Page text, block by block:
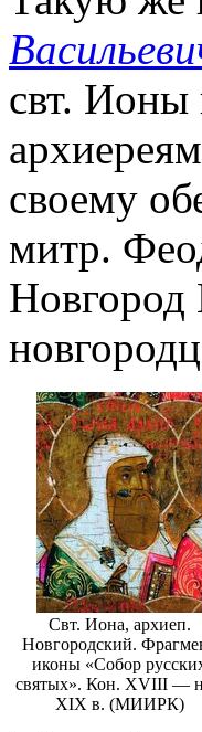
свт. Ионы
своему
митр.
Новгород
Свт. Иона, архиеп.
Новгородский.
иконы «Собор
святых». Кон. XVIII —
XIX в. (МИИРК)